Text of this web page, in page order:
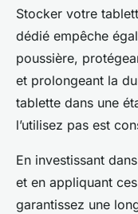
Stocker votre
dédié empêche
poussière,
et prolongeant la
tablette dans une
l’utilisez pas est
En investissant
et en appliquant
garantissez une